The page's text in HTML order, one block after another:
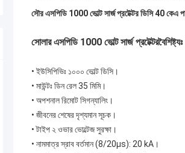
সৌর এসপিডি 1000 ভোল্ট সার্জ প্রটেক্টর ডিসি 40 কেএ
সোলার এসপিডি 1000 ভোল্ট সার্জ প্রটেক্টরবৈশিষ্ট্যঃ
• ইউসিপিভিঃ ১০০০ ভোল্ট ডিসি।
• মাউন্টঃ ডিন রেল 35 মিমি।
• অপশনাল রিমোট সিগন্যালিং।
• জীবনের শেষের দৃশ্যমান সূচক।
• টাইপ ২ ওভার ভোল্টেজ সুরক্ষা।
• নামমাত্র স্রাব বর্তমান (8/20μs): 20 kA।